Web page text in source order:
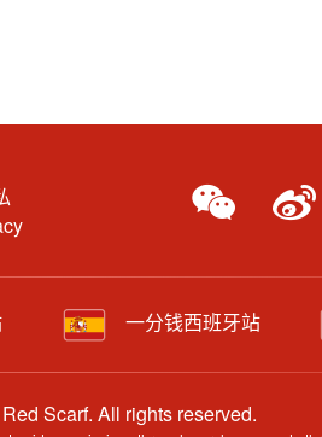
一分钱西班牙站
Scarf. All rights reserved.